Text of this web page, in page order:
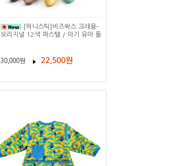
[허니스틱]비즈왁스 크레용-
오리지널 12색 파스텔 / 아기 유아 돌
30,000원 22,500원